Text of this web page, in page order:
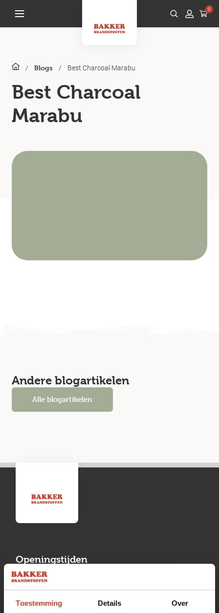
Toestemming Details Over
0
/ Blogs / Best Charcoal Marabu
Best Charcoal
Marabu
Andere blogartikelen
Alle blogartikelen
Openingstijden
Maandag
13:00 tot 17:00
Dinsdag
08:00 tot 17:00